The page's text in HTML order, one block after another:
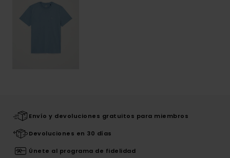
Envío y devoluciones gratuitos para miembros
Devoluciones en 30 días
Únete al programa de fidelidad